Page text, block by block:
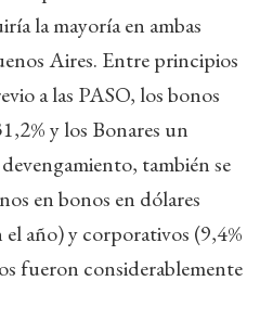
la mayoría en ambas
Aires. Entre principios
a las PASO, los bonos
y los Bonares un
también se
en bonos en dólares
año) y corporativos (9,4%
fueron considerablemente